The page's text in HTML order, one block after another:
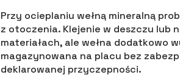
Przy ocieplaniu wełną mineralną
z otoczenia. Klejenie w deszczu lub
materiałach, ale wełna dodatkowo
magazynowana na placu bez
deklarowanej przyczepności.